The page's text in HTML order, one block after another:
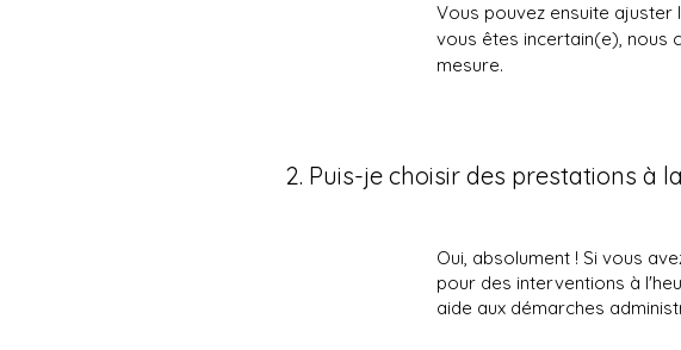
Vous pouvez ensuite ajuster
vous êtes incertain(e), nous
mesure.
2. Puis-je choisir des prestations à
Oui, absolument ! Si vous
pour des interventions à
aide aux démarches